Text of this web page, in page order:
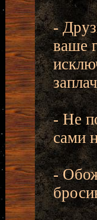
-
ваше
- Не
сами
-